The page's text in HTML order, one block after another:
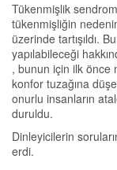
Tükenmişlik
tükenmişliğin
üzerinde tartışıldı.
yapılabileceği
, bunun için ilk önce
konfor tuzağına
onurlu insanların
duruldu.
Dinleyicilerin
erdi.